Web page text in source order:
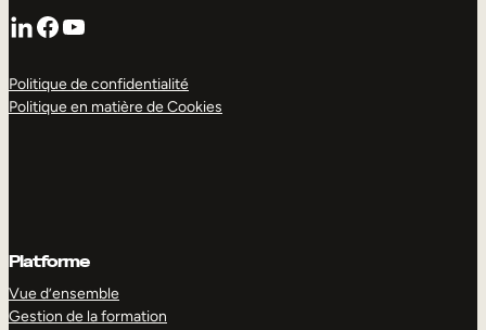
LinkedIn
Facebook
YouTube
Politique de confidentialité
Politique en matière de Cookies
Platforme
Vue d’ensemble
Gestion de la formation